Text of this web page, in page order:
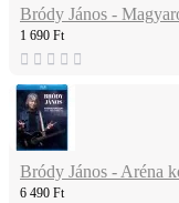
Bródy János -
1 690 Ft
Bródy János - Aréna
6 490 Ft